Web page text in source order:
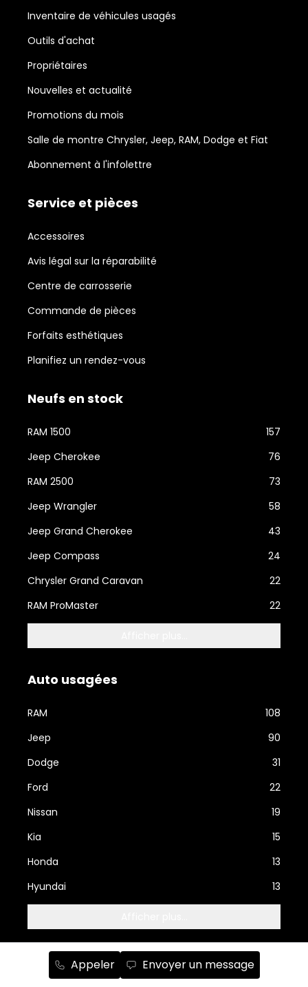
Appeler Envoyer un message
Inventaire de véhicules usagés
Outils d'achat
Propriétaires
Nouvelles et actualité
Promotions du mois
Salle de montre Chrysler, Jeep, RAM, Dodge et Fiat
Abonnement à l'infolettre
Service et pièces
Accessoires
Avis légal sur la réparabilité
Centre de carrosserie
Commande de pièces
Forfaits esthétiques
Planifiez un rendez-vous
Neufs en stock
RAM 1500
157
Jeep Cherokee
76
RAM 2500
73
Jeep Wrangler
58
Jeep Grand Cherokee
43
Jeep Compass
24
Chrysler Grand Caravan
22
RAM ProMaster
22
Auto usagées
RAM
108
Jeep
90
Dodge
31
Ford
22
Nissan
19
Kia
15
Honda
13
Hyundai
13